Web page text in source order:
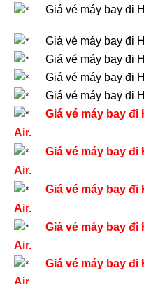
Giá vé máy bay đi
Giá vé máy bay đi
Giá vé máy bay đi
Giá vé máy bay đi
Giá vé máy bay đi
Giá vé máy bay đi
Air.
Giá vé máy bay đi
Air.
Giá vé máy bay đi
Air.
Giá vé máy bay đi
Air.
Giá vé máy bay đi
Air.